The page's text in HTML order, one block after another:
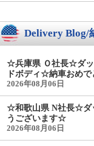
Delivery Blog/
☆兵庫県 Ｏ社長☆ダッ
ドボディ☆納車おめ
2026年08月06日
☆和歌山県 N社長☆ダ
うございます☆
2026年08月06日